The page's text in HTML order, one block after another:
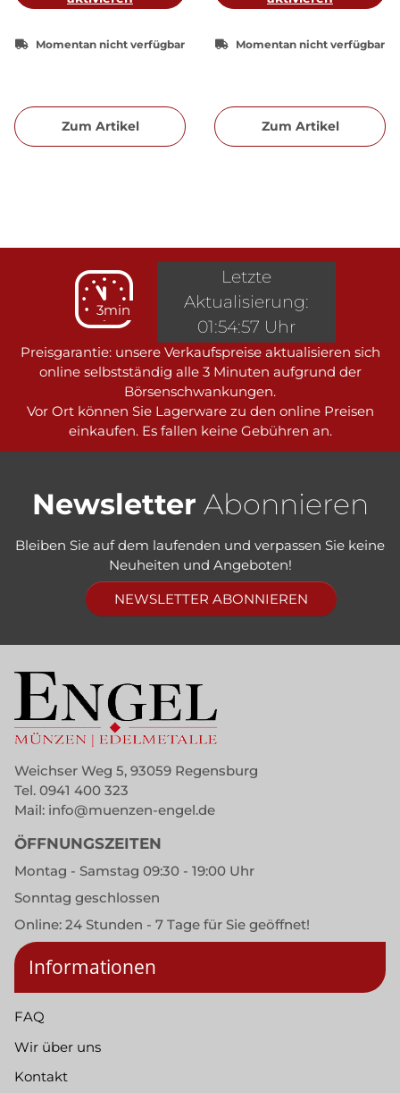
Momentan nicht verfügbar
Zum Artikel
Momentan nicht verfügbar
Zum Artikel
3min
Preisgarantie: unsere Verkaufspreise aktualisieren sich
online selbstständig alle 3 Minuten aufgrund der
Börsenschwankungen.
Vor Ort können Sie Lagerware zu den online Preisen
einkaufen. Es fallen keine Gebühren an.
Letzte
Aktualisierung:
01:54:57 Uhr
Newsletter Abonnieren
Bleiben Sie auf dem laufenden und verpassen Sie keine
Neuheiten und Angeboten!
NEWSLETTER ABONNIEREN
Weichser Weg 5, 93059 Regensburg
Tel. 0941 400 323
Mail: info@muenzen-engel.de
ÖFFNUNGSZEITEN
Montag - Samstag 09:30 - 19:00 Uhr
Sonntag geschlossen
Online: 24 Stunden - 7 Tage für Sie geöffnet!
Informationen
FAQ
Wir über uns
Kontakt